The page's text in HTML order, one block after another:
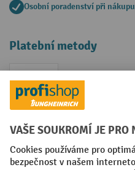
Osobní poradenství při nákupu
Platební metody
Faktura
Sociální sítě
Facebook
YouTubeLinkedIn